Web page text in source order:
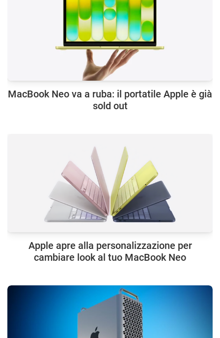
MacBook Neo va a ruba: il portatile Apple è già
sold out
Apple apre alla personalizzazione per
cambiare look al tuo MacBook Neo